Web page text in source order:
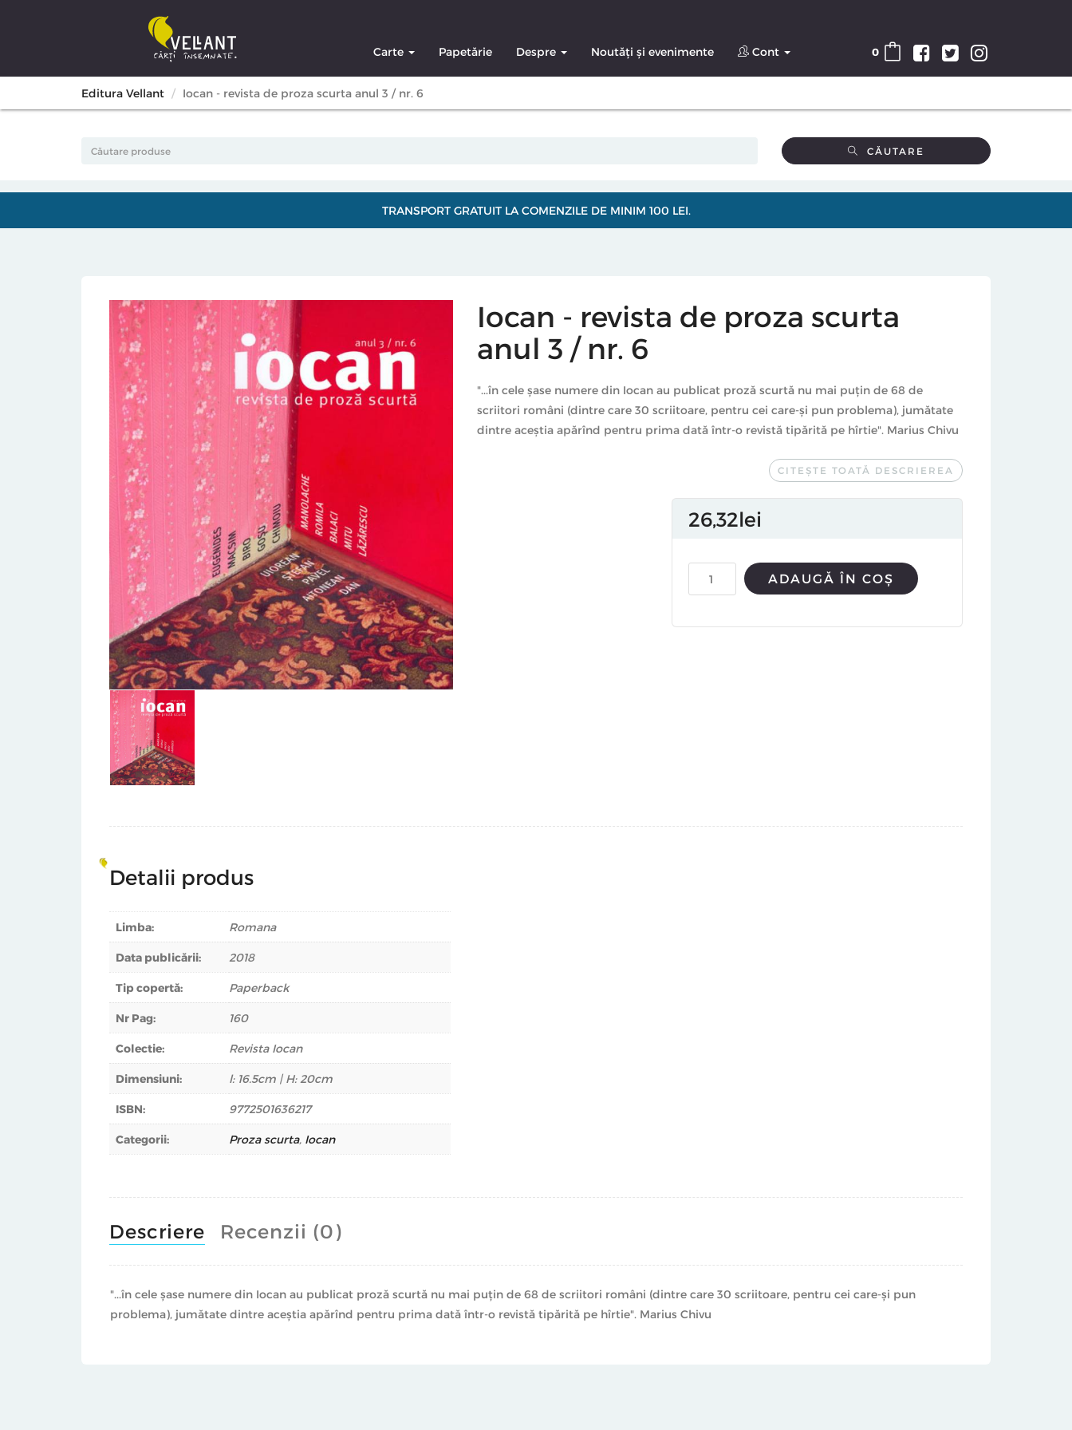
0
Carte Papetărie Despre Noutăți și evenimente Cont
Editura Vellant Iocan - revista de proza scurta anul 3 / nr. 6
CĂUTARE
TRANSPORT GRATUIT LA COMENZILE DE MINIM 100 LEI.
Iocan - revista de proza scurta
anul 3 / nr. 6
"...în cele șase numere din Iocan au publicat proză scurtă nu mai puțin de 68 de
scriitori români (dintre care 30 scriitoare, pentru cei care-și pun problema), jumătate
dintre aceștia apărînd pentru prima dată într-o revistă tipărită pe hîrtie". Marius Chivu
CITEȘTE TOATĂ DESCRIEREA
2632lei
ADAUGĂ ÎN COȘ
Detalii produs
Limba: Romana
Data publicării: 2018
Tip copertă: Paperback
Nr Pag: 160
Colectie: Revista Iocan
Dimensiuni: l: 16.5cm | H: 20cm
ISBN: 9772501636217
Categorii: Proza scurta, Iocan
Descriere Recenzii (0)
"...în cele șase numere din Iocan au publicat proză scurtă nu mai puțin de 68 de scriitori români (dintre care 30 scriitoare, pentru cei care-și pun
problema), jumătate dintre aceștia apărînd pentru prima dată într-o revistă tipărită pe hîrtie". Marius Chivu